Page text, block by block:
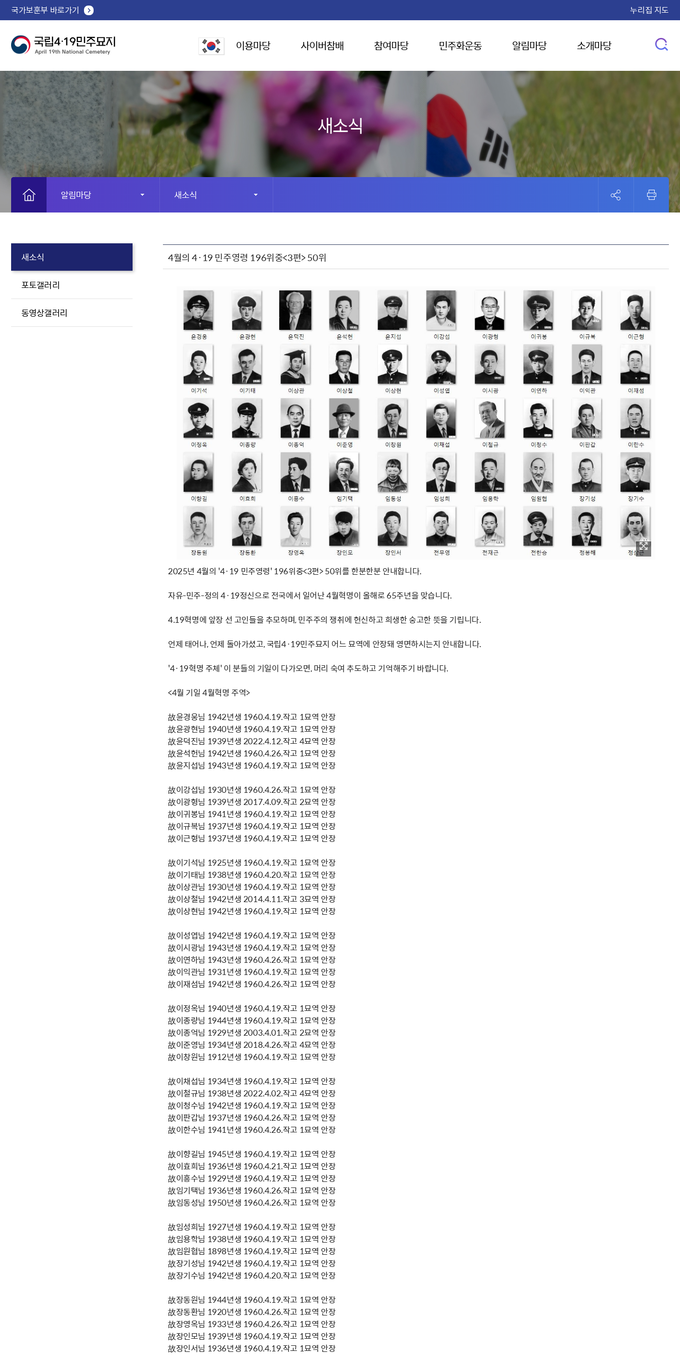
국가보훈부 바로가기 누리집 지도
이용마당 사이버참배 참여마당 민주화운동 알림마당 소개마당
새소식
알림마당 새소식
새소식
포토갤러리
동영상갤러리
4월의 4·19 민주영령 196위중<3편> 50위
2025년 4월의 '4·19 민주영령' 196위중<3편> 50위를 한분한분 안내합니다.
자유-민주-정의 4·19정신으로 전국에서 일어난 4월혁명이 올해로 65주년을 맞습니다.
4.19혁명에 앞장 선 고인들을 추모하며, 민주주의 쟁취에 헌신하고 희생한 숭고한 뜻을 기립니다.
언제 태어나, 언제 돌아가셨고, 국립4·19민주묘지 어느 묘역에 안장돼 영면하시는지 안내합니다.
'4·19혁명 주체' 이 분들의 기일이 다가오면, 머리 숙여 추도하고 기억해주기 바랍니다.
<4월 기일 4월혁명 주역>
故윤경웅님 1942년생 1960.4.19.작고 1묘역 안장
故윤광현님 1940년생 1960.4.19.작고 1묘역 안장
故윤덕진님 1939년생 2022.4.12.작고 4묘역 안장
故윤석헌님 1942년생 1960.4.26.작고 1묘역 안장
故윤지섭님 1943년생 1960.4.19.작고 1묘역 안장
故이강섭님 1930년생 1960.4.26.작고 1묘역 안장
故이광형님 1939년생 2017.4.09.작고 2묘역 안장
故이귀봉님 1941년생 1960.4.19.작고 1묘역 안장
故이규복님 1937년생 1960.4.19.작고 1묘역 안장
故이근형님 1937년생 1960.4.19.작고 1묘역 안장
故이기석님 1925년생 1960.4.19.작고 1묘역 안장
故이기태님 1938년생 1960.4.20.작고 1묘역 안장
故이상관님 1930년생 1960.4.19.작고 1묘역 안장
故이상철님 1942년생 2014.4.11.작고 3묘역 안장
故이상현님 1942년생 1960.4.19.작고 1묘역 안장
故이성엽님 1942년생 1960.4.19.작고 1묘역 안장
故이시광님 1943년생 1960.4.19.작고 1묘역 안장
故이연하님 1943년생 1960.4.26.작고 1묘역 안장
故이익관님 1931년생 1960.4.19.작고 1묘역 안장
故이재섬님 1942년생 1960.4.26.작고 1묘역 안장
故이정옥님 1940년생 1960.4.19.작고 1묘역 안장
故이종량님 1944년생 1960.4.19.작고 1묘역 안장
故이종억님 1929년생 2003.4.01.작고 2묘역 안장
故이준영님 1934년생 2018.4.26.작고 4묘역 안장
故이창원님 1912년생 1960.4.19.작고 1묘역 안장
故이채섭님 1934년생 1960.4.19.작고 1묘역 안장
故이철규님 1938년생 2022.4.02.작고 4묘역 안장
故이청수님 1942년생 1960.4.19.작고 1묘역 안장
故이판갑님 1937년생 1960.4.26.작고 1묘역 안장
故이한수님 1941년생 1960.4.26.작고 1묘역 안장
故이향길님 1945년생 1960.4.19.작고 1묘역 안장
故이효희님 1936년생 1960.4.21.작고 1묘역 안장
故이흥수님 1929년생 1960.4.19.작고 1묘역 안장
故임기택님 1936년생 1960.4.26.작고 1묘역 안장
故임동성님 1950년생 1960.4.26.작고 1묘역 안장
故임성희님 1927년생 1960.4.19.작고 1묘역 안장
故임용학님 1938년생 1960.4.19.작고 1묘역 안장
故임원협님 1898년생 1960.4.19.작고 1묘역 안장
故장기성님 1942년생 1960.4.19.작고 1묘역 안장
故장기수님 1942년생 1960.4.20.작고 1묘역 안장
故장동원님 1944년생 1960.4.19.작고 1묘역 안장
故장동환님 1920년생 1960.4.26.작고 1묘역 안장
故장영옥님 1933년생 1960.4.26.작고 1묘역 안장
故장인모님 1939년생 1960.4.19.작고 1묘역 안장
故장인서님 1936년생 1960.4.19.작고 1묘역 안장